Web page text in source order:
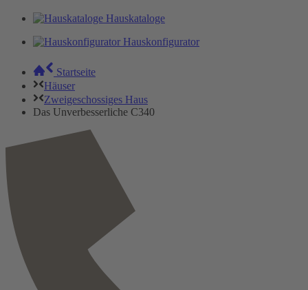
Hauskataloge
Hauskonfigurator
Startseite
Häuser
Zweigeschossiges Haus
Das Unverbesserliche C340